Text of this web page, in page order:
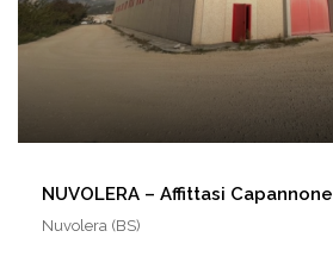
NUVOLERA – Affittasi Capannone
Nuvolera (BS)